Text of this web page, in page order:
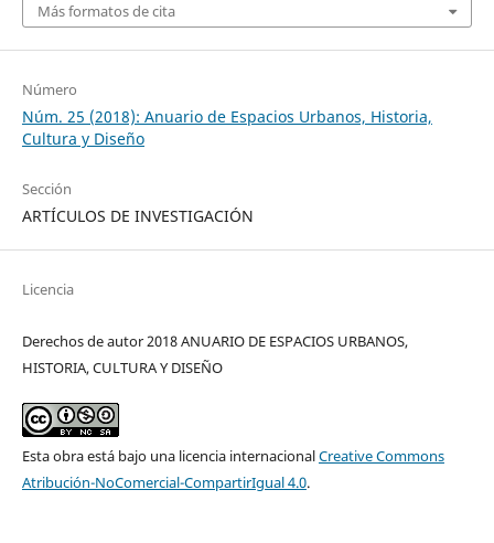
Más formatos de cita
Número
Núm. 25 (2018): Anuario de Espacios Urbanos, Historia,
Cultura y Diseño
Sección
ARTÍCULOS DE INVESTIGACIÓN
Licencia
Derechos de autor 2018 ANUARIO DE ESPACIOS URBANOS,
HISTORIA, CULTURA Y DISEÑO
Esta obra está bajo una licencia internacionalCreative Commons
Atribución-NoComercial-CompartirIgual 4.0.